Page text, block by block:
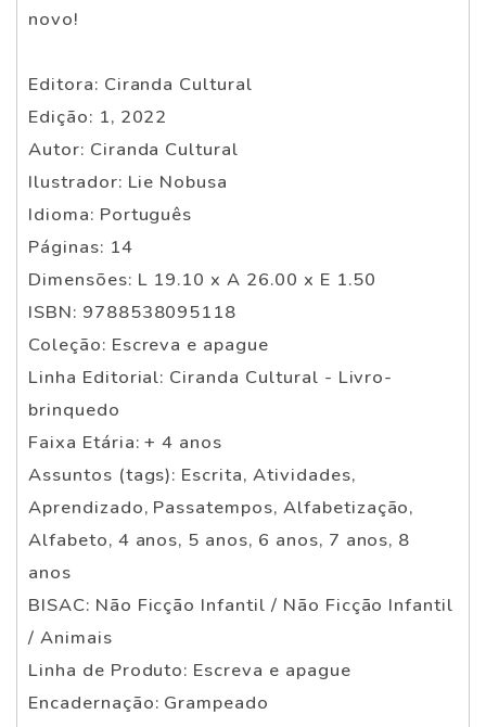
novo!
Editora: Ciranda Cultural
Edição: 1, 2022
Autor: Ciranda Cultural
Ilustrador: Lie Nobusa
Idioma: Português
Páginas: 14
Dimensões: L 19.10 x A 26.00 x E 1.50
ISBN: 9788538095118
Coleção: Escreva e apague
Linha Editorial: Ciranda Cultural - Livro-
brinquedo
Faixa Etária: + 4 anos
Assuntos (tags): Escrita, Atividades,
Aprendizado, Passatempos, Alfabetização,
Alfabeto, 4 anos, 5 anos, 6 anos, 7 anos, 8
anos
BISAC: Não Ficção Infantil / Não Ficção Infantil
/ Animais
Linha de Produto: Escreva e apague
Encadernação: Grampeado